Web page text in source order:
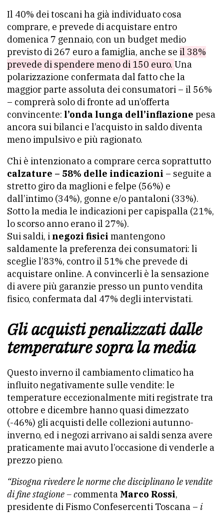
Il 40% dei toscani ha già individuato cosa
comprare, e prevede di acquistare entro
domenica 7 gennaio, con un budget medio
previsto di 267 euro a famiglia, anche se il 38%
prevede di spendere meno di 150 euro. Una
polarizzazione confermata dal fatto che la
maggior parte assoluta dei consumatori – il 56%
– comprerà solo di fronte ad un’offerta
convincente: l’onda lunga dell’inflazione pesa
ancora sui bilanci e l’acquisto in saldo diventa
meno impulsivo e più ragionato.
Chi è intenzionato a comprare cerca soprattutto
calzature – 58% delle indicazioni – seguite a
stretto giro da maglioni e felpe (56%) e
dall’intimo (34%), gonne e/o pantaloni (33%).
Sotto la media le indicazioni per capispalla (21%,
lo scorso anno erano il 27%).
Sui saldi, i negozi fisici mantengono
saldamente la preferenza dei consumatori: li
sceglie l’83%, contro il 51% che prevede di
acquistare online. A convincerli è la sensazione
di avere più garanzie presso un punto vendita
fisico, confermata dal 47% degli intervistati.
Gli acquisti penalizzati dalle
temperature sopra la media
Questo inverno il cambiamento climatico ha
influito negativamente sulle vendite: le
temperature eccezionalmente miti registrate tra
ottobre e dicembre hanno quasi dimezzato
(-46%) gli acquisti delle collezioni autunno-
inverno, ed i negozi arrivano ai saldi senza avere
praticamente mai avuto l’occasione di venderle a
prezzo pieno.
“Bisogna rivedere le norme che disciplinano le vendite
di fine stagione – commenta Marco Rossi,
presidente di Fismo Confesercenti Toscana – i